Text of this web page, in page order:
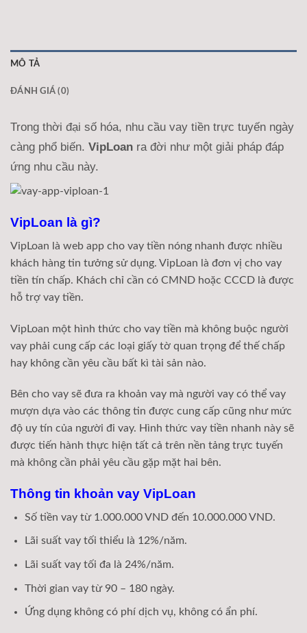
MÔ TẢ
ĐÁNH GIÁ (0)
Trong thời đại số hóa, nhu cầu vay tiền trực tuyến ngày
càng phổ biến. VipLoan ra đời như một giải pháp đáp
ứng nhu cầu này.
VipLoan là gì?
VipLoan là web app cho vay tiền nóng nhanh được nhiều
khách hàng tin tưởng sử dụng. VipLoan là đơn vị cho vay
tiền tín chấp. Khách chỉ cần có CMND hoặc CCCD là được
hỗ trợ vay tiền.
VipLoan một hình thức cho vay tiền mà không buộc người
vay phải cung cấp các loại giấy tờ quan trọng để thế chấp
hay không cần yêu cầu bất kì tài sản nào.
Bên cho vay sẽ đưa ra khoản vay mà người vay có thể vay
mượn dựa vào các thông tin được cung cấp cũng như mức
độ uy tín của người đi vay. Hình thức vay tiền nhanh này sẽ
được tiến hành thực hiện tất cả trên nền tảng trực tuyến
mà không cần phải yêu cầu gặp mặt hai bên.
Thông tin khoản vay VipLoan
Số tiền vay từ 1.000.000 VND đến 10.000.000 VND.
Lãi suất vay tối thiểu là 12%/năm.
Lãi suất vay tối đa là 24%/năm.
Thời gian vay từ 90 – 180 ngày.
Ứng dụng không có phí dịch vụ, không có ẩn phí.